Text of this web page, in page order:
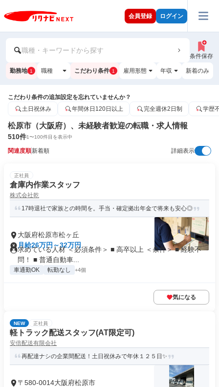
会員登録 ログイン
職種・キーワードから探す
条件保存
勤務地 1 職種 こだわり条件 1 雇用形態 年収 新着のみ
こだわり条件の追加設定を忘れていませんか？
土日祝休み
年間休日120日以上 完全週休2日制 学歴
松原市（大阪府）、未経験者歓迎の転職・求人情報
510件1〜100件目を表示中
関連度順新着順 詳細表示
正社員
倉庫内作業スタッフ
株式会社乾
17時退社で家族との時間を。手当・確定拠出年金で将来も安心◎
大阪府松原市松ヶ丘
月給26万円～32万円
求めている人材 ＜必須条件＞ ■ 高卒以上 ＜条件＞ ■ 経験不
問！ ■ 普通自動車...
車通勤OK 転勤なし +4個
気になる
NEW 正社員
軽トラック配送スタッフ(AT限定可)
安倍配送有限会社
再配達ナシの企業間配送！土日祝休みで年休１２５日✨
〒580-0014大阪府松原市